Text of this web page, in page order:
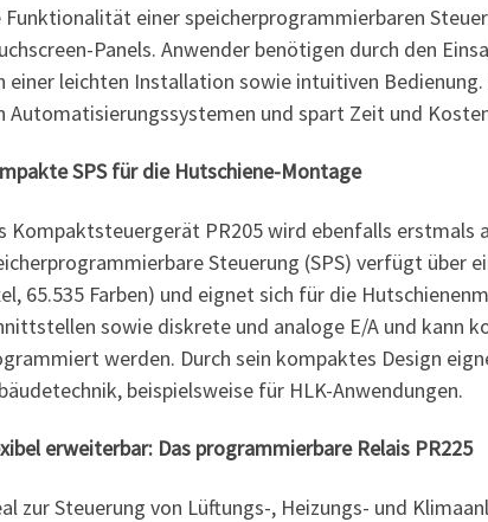
Funktionalität einer speicherprogrammierbaren
Panels. Anwender benötigen durch den
einer leichten Installation sowie intuitiven
Automatisierungssystemen und spart Zeit und
SPS für die Hutschiene-Montage
Kompaktsteuergerät PR205 wird ebenfalls erstmals
Steuerung (SPS) verfügt über
65.535 Farben) und eignet sich für die
sowie diskrete und analoge E/A und kann
werden. Durch sein kompaktes Design
beispielsweise für HLK-Anwendungen.
erweiterbar: Das programmierbare Relais PR225
zur Steuerung von Lüftungs-, Heizungs- und